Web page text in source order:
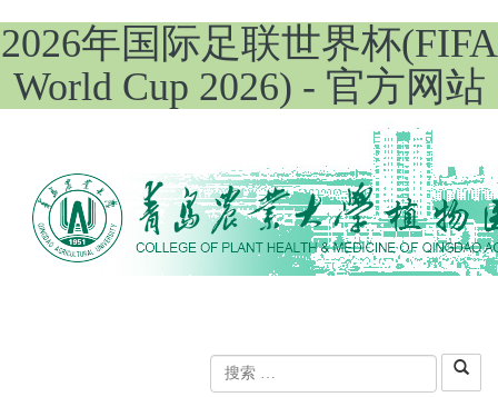
2026年国际足联世界杯(FIFA
World Cup 2026) - 官方网站